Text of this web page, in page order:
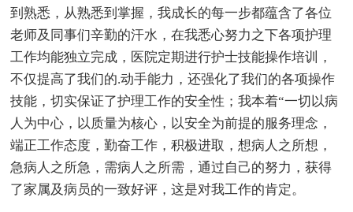
到熟悉，从熟悉到掌握，我成长的每一步都蕴含了各位
老师及同事们辛勤的汗水，在我悉心努力之下各项护理
工作均能独立完成，医院定期进行护士技能操作培训，
不仅提高了我们的.动手能力，还强化了我们的各项操作
技能，切实保证了护理工作的安全性；我本着“一切以病
人为中心，以质量为核心，以安全为前提的服务理念，
端正工作态度，勤奋工作，积极进取，想病人之所想，
急病人之所急，需病人之所需，通过自己的努力，获得
了家属及病员的一致好评，这是对我工作的肯定。